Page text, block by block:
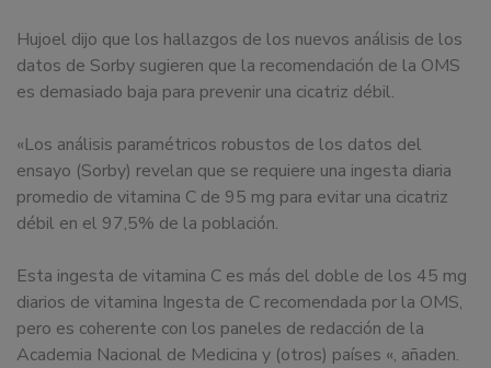
Hujoel dijo que los hallazgos de los nuevos análisis de los
datos de Sorby sugieren que la recomendación de la OMS
es demasiado baja para prevenir una cicatriz débil.
«Los análisis paramétricos robustos de los datos del
ensayo (Sorby) revelan que se requiere una ingesta diaria
promedio de vitamina C de 95 mg para evitar una cicatriz
débil en el 97,5% de la población.
Esta ingesta de vitamina C es más del doble de los 45 mg
diarios de vitamina Ingesta de C recomendada por la OMS,
pero es coherente con los paneles de redacción de la
Academia Nacional de Medicina y (otros) países «, añaden.